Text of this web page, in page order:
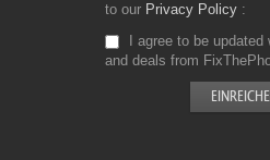
to our Privacy Policy
I agree to be
and deals from